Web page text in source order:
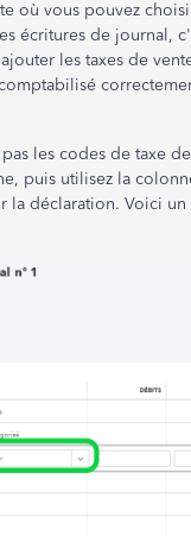
où vous pouvez
écritures de journal,
les taxes de
les codes de taxe
puis utilisez la
la déclaration. Voici